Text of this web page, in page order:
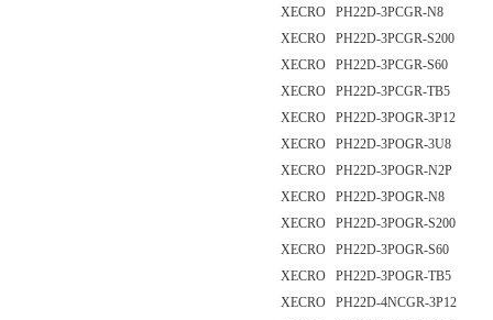
XECRO PH22D-3PCGR-N8
XECRO PH22D-3PCGR-S200
XECRO PH22D-3PCGR-S60
XECRO PH22D-3PCGR-TB5
XECRO PH22D-3POGR-3P12
XECRO PH22D-3POGR-3U8
XECRO PH22D-3POGR-N2P
XECRO PH22D-3POGR-N8
XECRO PH22D-3POGR-S200
XECRO PH22D-3POGR-S60
XECRO PH22D-3POGR-TB5
XECRO PH22D-4NCGR-3P12